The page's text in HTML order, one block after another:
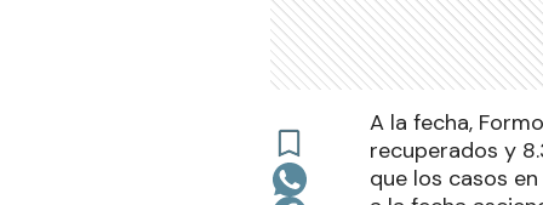
A la fecha,
recuperados y
que los casos